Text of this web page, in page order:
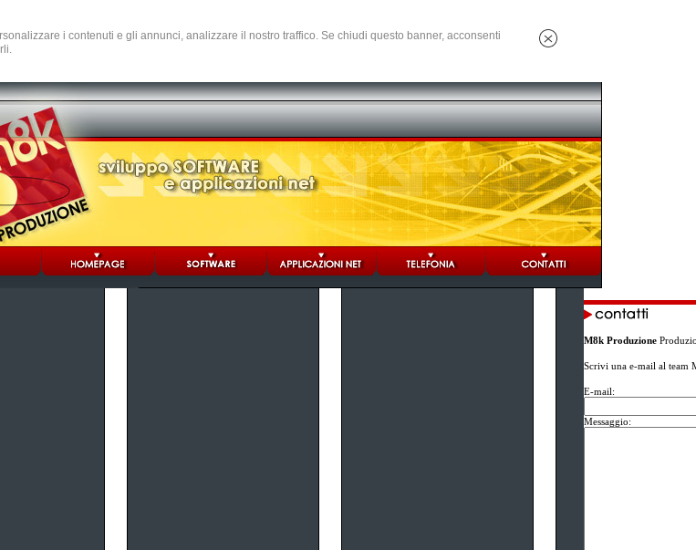
i contenuti e gli annunci, analizzare il nostro traffico. Se chiudi questo banner, acconsenti
M8k Produzione
Scrivi una e-mail al team
E-mail:
Messaggio: